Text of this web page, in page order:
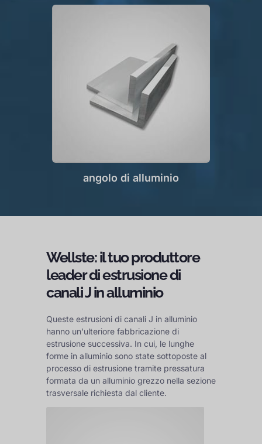
angolo di alluminio
Wellste: il tuo produttore
leader di estrusione di
canali J in alluminio
Queste estrusioni di canali J in alluminio
hanno un'ulteriore fabbricazione di
estrusione successiva. In cui, le lunghe
forme in alluminio sono state sottoposte al
processo di estrusione tramite pressatura
formata da un alluminio grezzo nella sezione
trasversale richiesta dal cliente.